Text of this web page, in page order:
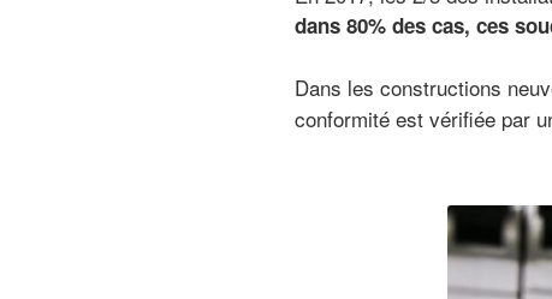
dans 80% des cas, ces
Dans les constructions
conformité est vérifiée par